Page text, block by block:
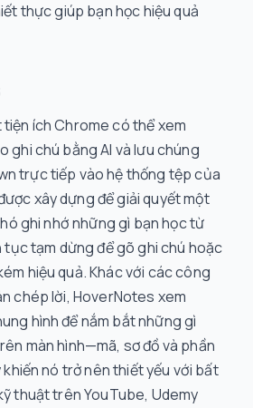
thực giúp bạn học hiệu quả
ích Chrome có thể xem
ghi chú bằng AI và lưu chúng
trực tiếp vào hệ thống tệp của
xây dựng để giải quyết một
ghi nhớ những gì bạn học từ
tục tạm dừng để gõ ghi chú hoặc
hiệu quả. Khác với các công
chép lời, HoverNotes xem
hình để nắm bắt những gì
màn hình—mã, sơ đồ và phần
nó trở nên thiết yếu với bất
thuật trên YouTube, Udemy